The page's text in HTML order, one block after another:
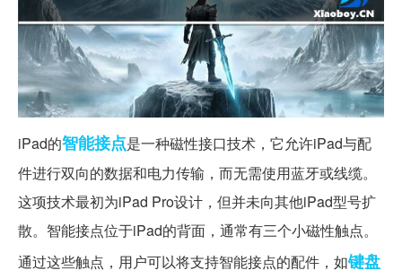
iPad的智能接点是一种磁性接口技术，它允许iPad与配
件进行双向的数据和电力传输，而无需使用蓝牙或线缆。
这项技术最初为iPad Pro设计，但并未向其他iPad型号扩
散。智能接点位于iPad的背面，通常有三个小磁性触点。
通过这些触点，用户可以将支持智能接点的配件，如键盘